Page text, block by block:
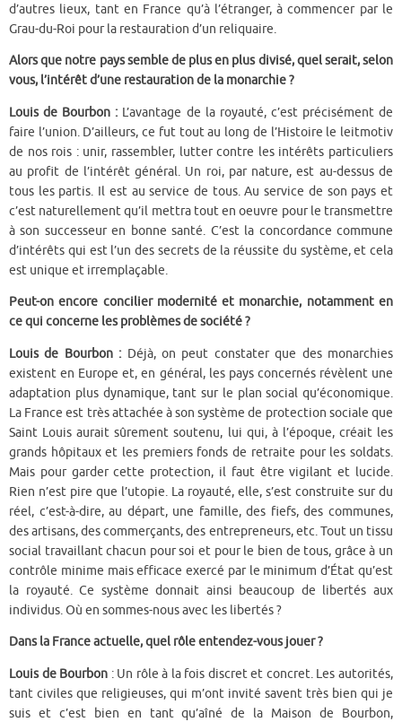
d’autres lieux, tant en France qu’à l’étranger, à commencer par le
Grau-du-Roi pour la restauration d’un reliquaire.
Alors que notre pays semble de plus en plus divisé, quel serait, selon
vous, l’intérêt d’une restauration de la monarchie ?
Louis de Bourbon : L’avantage de la royauté, c’est précisément de
faire l’union. D’ailleurs, ce fut tout au long de l’Histoire le leitmotiv
de nos rois : unir, rassembler, lutter contre les intérêts particuliers
au profit de l’intérêt général. Un roi, par nature, est au-dessus de
tous les partis. Il est au service de tous. Au service de son pays et
c’est naturellement qu’il mettra tout en oeuvre pour le transmettre
à son successeur en bonne santé. C’est la concordance commune
d’intérêts qui est l’un des secrets de la réussite du système, et cela
est unique et irremplaçable.
Peut-on encore concilier modernité et monarchie, notamment en
ce qui concerne les problèmes de société ?
Louis de Bourbon : Déjà, on peut constater que des monarchies
existent en Europe et, en général, les pays concernés révèlent une
adaptation plus dynamique, tant sur le plan social qu’économique.
La France est très attachée à son système de protection sociale que
Saint Louis aurait sûrement soutenu, lui qui, à l’époque, créait les
grands hôpitaux et les premiers fonds de retraite pour les soldats.
Mais pour garder cette protection, il faut être vigilant et lucide.
Rien n’est pire que l’utopie. La royauté, elle, s’est construite sur du
réel, c’est-à-dire, au départ, une famille, des fiefs, des communes,
des artisans, des commerçants, des entrepreneurs, etc. Tout un tissu
social travaillant chacun pour soi et pour le bien de tous, grâce à un
contrôle minime mais efficace exercé par le minimum d’État qu’est
la royauté. Ce système donnait ainsi beaucoup de libertés aux
individus. Où en sommes-nous avec les libertés ?
Dans la France actuelle, quel rôle entendez-vous jouer ?
Louis de Bourbon : Un rôle à la fois discret et concret. Les autorités,
tant civiles que religieuses, qui m’ont invité savent très bien qui je
suis et c’est bien en tant qu’aîné de la Maison de Bourbon,